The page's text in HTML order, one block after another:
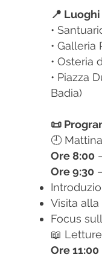
📍
•
•
• Osteria
• Piazza
Badia)
📜
🕘
Ore 8:00
Ore 9:30
Visita
Focus
📖
Ore 11:00